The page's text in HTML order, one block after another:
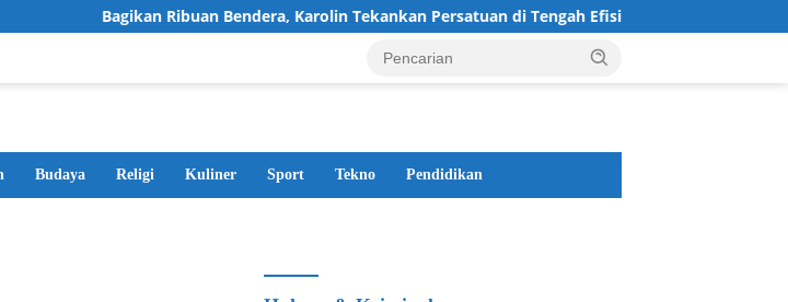
Bagikan Ribuan Bendera, Karolin Tekankan Persatuan di Tengah Efisiensi Anggaran
Budaya Religi Kuliner Sport Tekno Pendidikan